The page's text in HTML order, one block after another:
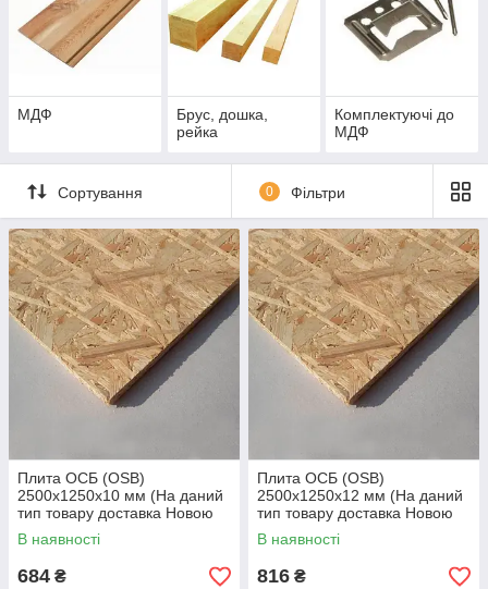
МДФ
Брус, дошка,
рейка
Комплектуючі до
МДФ
Сортування 0 Фільтри
Плита ОСБ (OSB)
2500х1250х10 мм (На даний
тип товару доставка Новою
поштою не здійснюється)
В наявності
684 ₴
Плита ОСБ (OSB)
2500х1250х12 мм (На даний
тип товару доставка Новою
поштою не здійснюється)
В наявності
816 ₴